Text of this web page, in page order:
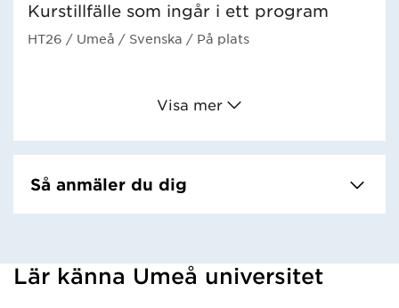
Kurstillfälle som ingår i ett program
HT26 / Umeå / Svenska / På plats
Visa mer
Så anmäler du dig
Har hämtat kursochkurspaket.
Lär känna Umeå universitet